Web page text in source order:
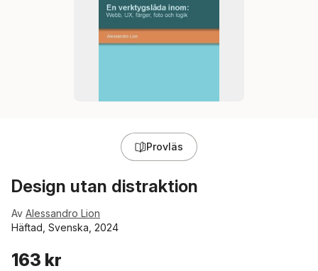
Provläs
Design utan distraktion
Av Alessandro Lion
Häftad, Svenska, 2024
163 kr